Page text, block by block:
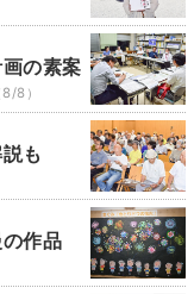
の素案
8/8）
も
作品